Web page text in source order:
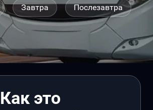
Завтра Послезавтра
Как это